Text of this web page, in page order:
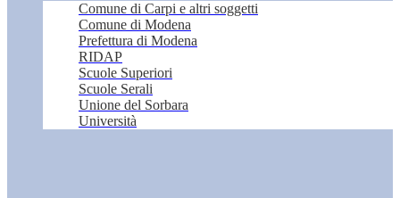
Comune di Carpi e altri soggetti
Comune di Modena
Prefettura di Modena
RIDAP
Scuole Superiori
Scuole Serali
Unione del Sorbara
Università